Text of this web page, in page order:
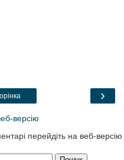
›
версію
перейдіть на веб-версію